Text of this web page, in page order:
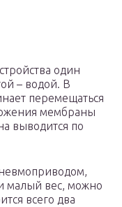
один
– водой. В
перемещаться
мембраны
выводится по
малый вес, можно
всего два